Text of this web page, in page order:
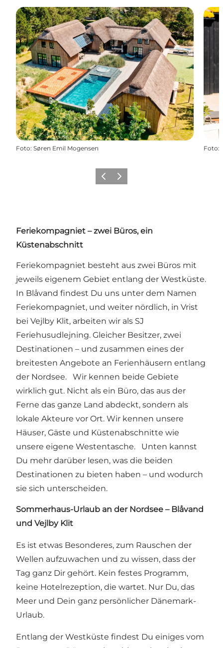
Foto: Søren Emil Mogensen Foto:
ZurückWeiter
Feriekompagniet – zwei Büros, ein
Küstenabschnitt
Feriekompagniet besteht aus zwei Büros mit
jeweils eigenem Gebiet entlang der Westküste.
In Blåvand findest Du uns unter dem Namen
Feriekompagniet, und weiter nördlich, in Vrist
bei Vejlby Klit, arbeiten wir als SJ
Feriehusudlejning. Gleicher Besitzer, zwei
Destinationen – und zusammen eines der
breitesten Angebote an Ferienhäusern entlang
der Nordsee. Wir kennen beide Gebiete
wirklich gut. Nicht als ein Büro, das aus der
Ferne das ganze Land abdeckt, sondern als
lokale Akteure vor Ort. Wir kennen unsere
Häuser, Gäste und Küstenabschnitte wie
unsere eigene Westentasche. Unten kannst
Du mehr darüber lesen, was die beiden
Destinationen zu bieten haben – und wodurch
sie sich unterscheiden.
Sommerhaus-Urlaub an der Nordsee – Blåvand
und Vejlby Klit
Es ist etwas Besonderes, zum Rauschen der
Wellen aufzuwachen und zu wissen, dass der
Tag ganz Dir gehört. Kein festes Programm,
keine Hotelrezeption, die wartet. Nur Du, das
Meer und Dein ganz persönlicher Dänemark-
Urlaub.
Entlang der Westküste findest Du einiges vom